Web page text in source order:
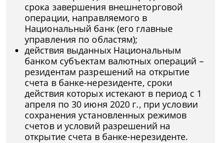
срока завершения внешнеторговой
операции, направляемого в
Национальный банк (его главные
управления по областям);
действия выданных Национальным
банком субъектам валютных операций –
резидентам разрешений на открытие
счета в банке-нерезиденте, сроки
действия которых истекают в период с 1
апреля по 30 июня 2020 г., при условии
сохранения установленных режимов
счетов и условий разрешений на
открытие счета в банке-нерезиденте.